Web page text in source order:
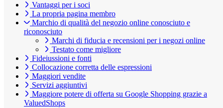
Vantaggi per i soci
La propria pagina membro
Marchio di qualità del negozio online conosciuto e
riconosciuto
Marchi di fiducia e recensioni per i negozi online
Testato come migliore
Fideiussioni e fonti
Collocazione corretta delle espressioni
Maggiori vendite
Servizi aggiuntivi
Maggiore potere di offerta su Google Shopping grazie a
ValuedShops